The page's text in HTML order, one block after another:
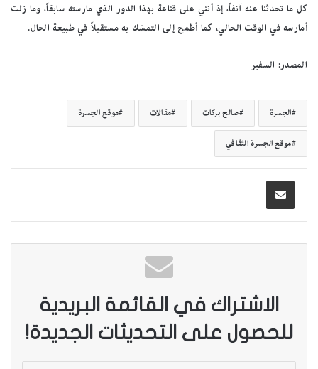
كل ما تحدثنا عنه آنفاً، إذ أنني على قناعة بهذا الدور الذي مارسته سابقاً، وما زلت
أمارسه في الوقت الحالي، كما أطمح إلى التمسّك به مستقبلاً في طبيعة الحال.
المصدر: السفير
الجسرة صالح بركات مقالات موقع الجسرة
موقع الجسرة الثقافي
الاشتراك في القائمة البريدية
للحصول على التحديثات الجديدة!